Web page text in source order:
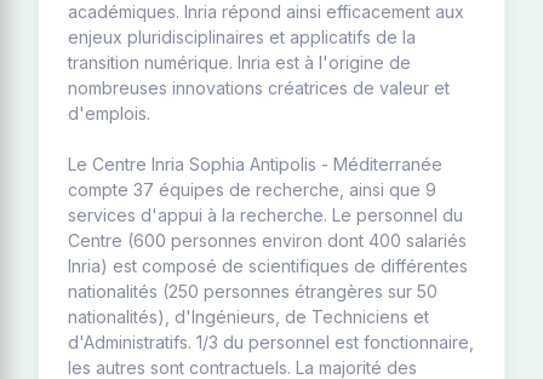
académiques. Inria répond ainsi efficacement aux
enjeux pluridisciplinaires et applicatifs de la
transition numérique. Inria est à l'origine de
nombreuses innovations créatrices de valeur et
d'emplois.
Le Centre Inria Sophia Antipolis - Méditerranée
compte 37 équipes de recherche, ainsi que 9
services d'appui à la recherche. Le personnel du
Centre (600 personnes environ dont 400 salariés
Inria) est composé de scientifiques de différentes
nationalités (250 personnes étrangères sur 50
nationalités), d'Ingénieurs, de Techniciens et
d'Administratifs. 1/3 du personnel est fonctionnaire,
les autres sont contractuels. La majorité des